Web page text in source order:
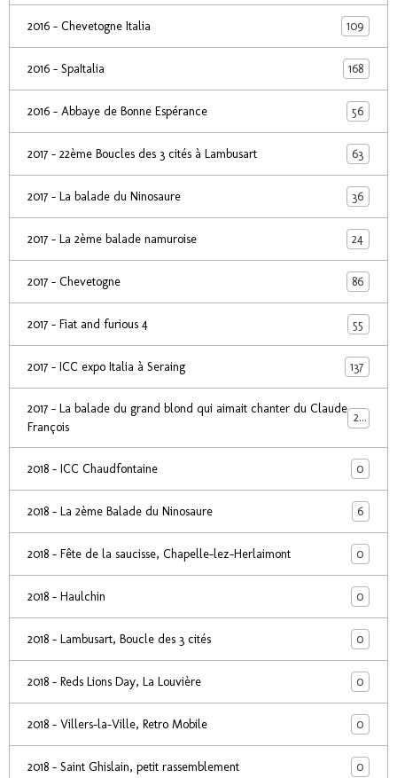
2016 - Chevetogne Italia 109
2016 - SpaItalia 168
2016 - Abbaye de Bonne Espérance 56
2017 - 22ème Boucles des 3 cités à Lambusart 63
2017 - La balade du Ninosaure 36
2017 - La 2ème balade namuroise 24
2017 - Chevetogne 86
2017 - Fiat and furious 4 55
2017 - ICC expo Italia à Seraing 137
2017 - La balade du grand blond qui aimait chanter du Claude
François
24
2018 - ICC Chaudfontaine 0
2018 - La 2ème Balade du Ninosaure 6
2018 - Fête de la saucisse, Chapelle-lez-Herlaimont 0
2018 - Haulchin 0
2018 - Lambusart, Boucle des 3 cités 0
2018 - Reds Lions Day, La Louvière 0
2018 - Villers-la-Ville, Retro Mobile 0
2018 - Saint Ghislain, petit rassemblement 0